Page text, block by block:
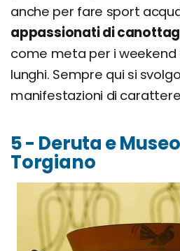
anche per fare sport
appassionati di
come meta per i weekend
lunghi. Sempre qui si
manifestazioni di
5 - Deruta e
Torgiano